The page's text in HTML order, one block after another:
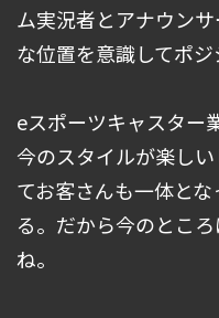
ム実況者とアナウン
な位置を意識してポジ
eスポーツキャスター
今のスタイルが楽し
てお客さんも一体と
る。だから今のとこ
ね。